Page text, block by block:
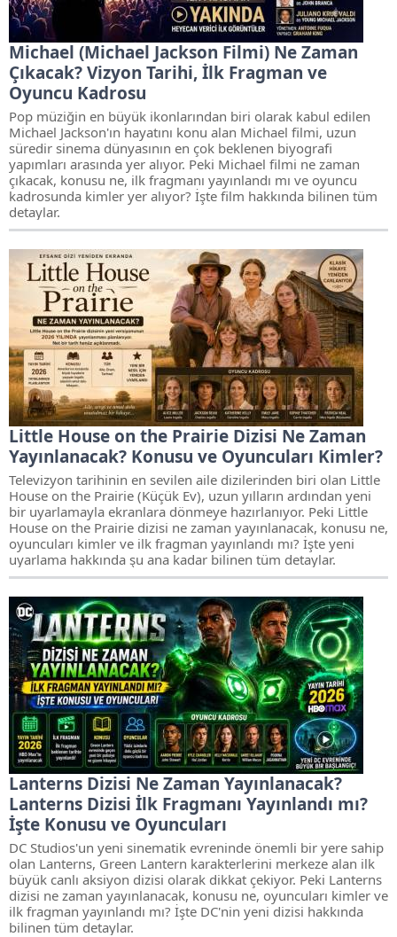
Michael (Michael Jackson Filmi) Ne Zaman
Çıkacak? Vizyon Tarihi, İlk Fragman ve
Oyuncu Kadrosu
Pop müziğin en büyük ikonlarından biri olarak kabul edilen
Michael Jackson'ın hayatını konu alan Michael filmi, uzun
süredir sinema dünyasının en çok beklenen biyografi
yapımları arasında yer alıyor. Peki Michael filmi ne zaman
çıkacak, konusu ne, ilk fragmanı yayınlandı mı ve oyuncu
kadrosunda kimler yer alıyor? İşte film hakkında bilinen tüm
detaylar.
Little House on the Prairie Dizisi Ne Zaman
Yayınlanacak? Konusu ve Oyuncuları Kimler?
Televizyon tarihinin en sevilen aile dizilerinden biri olan Little
House on the Prairie (Küçük Ev), uzun yılların ardından yeni
bir uyarlamayla ekranlara dönmeye hazırlanıyor. Peki Little
House on the Prairie dizisi ne zaman yayınlanacak, konusu ne,
oyuncuları kimler ve ilk fragman yayınlandı mı? İşte yeni
uyarlama hakkında şu ana kadar bilinen tüm detaylar.
Lanterns Dizisi Ne Zaman Yayınlanacak?
Lanterns Dizisi İlk Fragmanı Yayınlandı mı?
İşte Konusu ve Oyuncuları
DC Studios'un yeni sinematik evreninde önemli bir yere sahip
olan Lanterns, Green Lantern karakterlerini merkeze alan ilk
büyük canlı aksiyon dizisi olarak dikkat çekiyor. Peki Lanterns
dizisi ne zaman yayınlanacak, konusu ne, oyuncuları kimler ve
ilk fragman yayınlandı mı? İşte DC'nin yeni dizisi hakkında
bilinen tüm detaylar.